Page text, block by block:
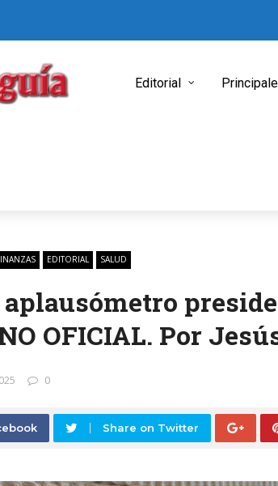
Editorial
EDITORIAL SALUD
aplausómetro
OFICIAL. Por
0
Share on Twitter